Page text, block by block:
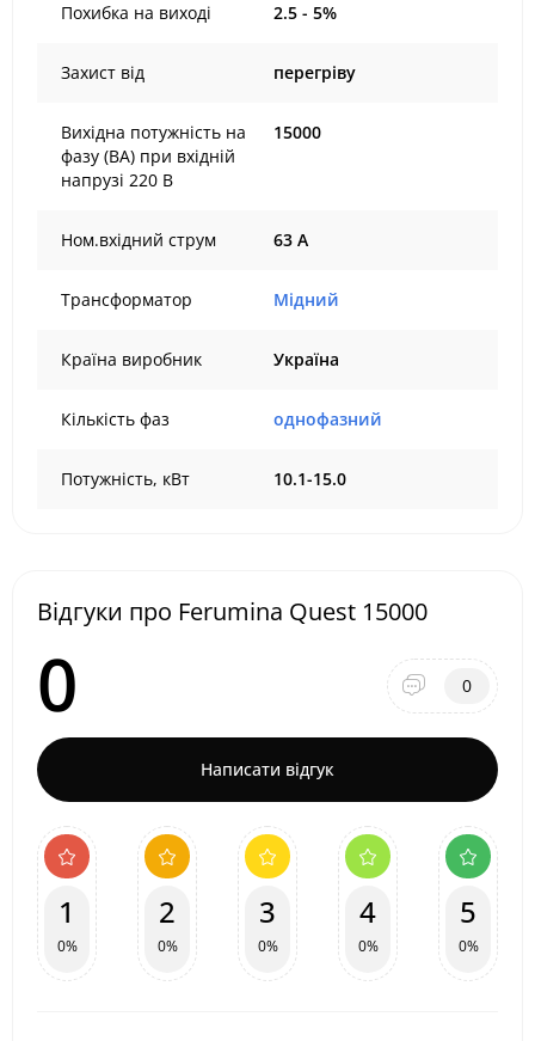
Похибка на виході 2.5 - 5%
Захист від перегріву
Вихідна потужність на
фазу (ВА) при вхідній
напрузі 220 В
15000
Ном.вхідний струм 63 А
Трансформатор Мідний
Країна виробник Україна
Кількість фаз однофазний
Потужність, кВт 10.1-15.0
Відгуки про Ferumina Quest 15000
0 0
Написати відгук
1
0%
2
0%
3
0%
4
0%
5
0%